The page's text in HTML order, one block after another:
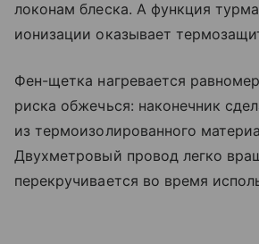
локонам блеска. А функция
ионизации оказывает
Фен-щетка нагревается
риска обжечься: наконечник
из термоизолированного
Двухметровый провод легко
перекручивается во время